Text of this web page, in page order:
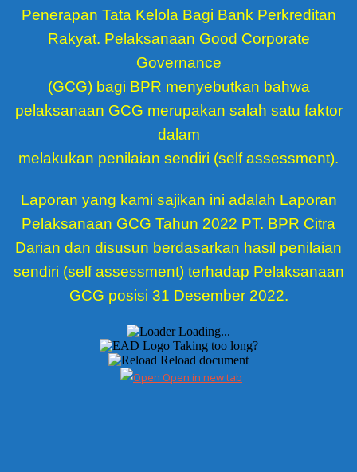
Penerapan Tata Kelola Bagi Bank Perkreditan
Rakyat. Pelaksanaan Good Corporate
Governance
(GCG) bagi BPR menyebutkan bahwa
pelaksanaan GCG merupakan salah satu faktor
dalam
melakukan penilaian sendiri (self assessment).
Laporan yang kami sajikan ini adalah Laporan
Pelaksanaan GCG Tahun 2022 PT. BPR Citra
Darian dan disusun berdasarkan hasil penilaian
sendiri (self assessment) terhadap Pelaksanaan
GCG posisi 31 Desember 2022.
Loading...
Taking too long?
Reload document
|
Open in new tab